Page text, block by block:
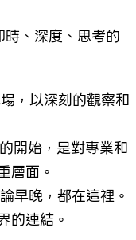
、深度、思考的
，以深刻的觀察和
開始，是對專業和
層面。
早晚，都在這裡。
的連結。